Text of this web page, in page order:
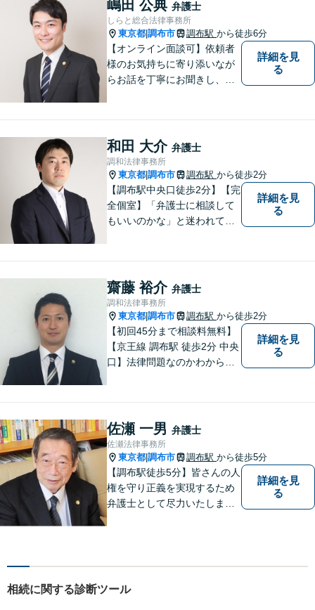
嶋田 公典 弁護士
しらと総合法律事務所
東京都 調布市 調布駅 から徒歩6分
【オンライン面談可】依頼者
様のお気持ちに寄り添いなが
らお話を丁寧にお聞きし、分
詳細を見
る
和田 大介 弁護士
調和法律事務所
東京都 調布市 調布駅 から徒歩2分
【調布駅中央口徒歩2分】【完
全個室】「弁護士に相談して
もいいのかな」と迷われてい
安」を「安心」に変えられる
よう尽力いたします。
詳細を見
る
齋藤 裕介 弁護士
調和法律事務所
東京都 調布市 調布駅 から徒歩2分
【初回45分まで相談料無料】
【京王線 調布駅 徒歩2分 中央
口】法律問題なのかわからな
能です。 おひとりで悩まず、
まずはご相談ください。
詳細を見
る
佐瀬 一男 弁護士
佐瀬法律事務所
東京都 調布市 調布駅 から徒歩5分
【調布駅徒歩5分】皆さんの人
権を守り正義を実現するため
弁護士として尽力いたしま
詳細を見
る
相続に関する診断ツール